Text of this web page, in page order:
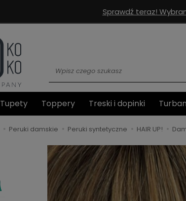
Sprawdź teraz!
Tupety Toppery Treski i dopinki
Peruki damskie Peruki syntetyczne HAIR UP!